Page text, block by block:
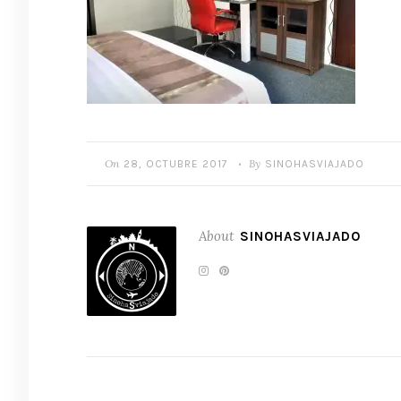
On 28, OCTUBRE 2017 • By SINOHASVIAJADO
About SINOHASVIAJADO